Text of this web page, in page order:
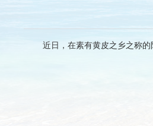
近日，在素有黄皮之乡之称